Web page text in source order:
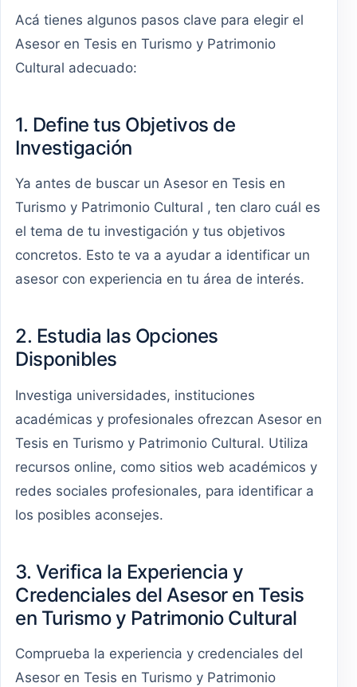
Acá tienes algunos pasos clave para elegir el
Asesor en Tesis en Turismo y Patrimonio
Cultural adecuado:
1. Define tus Objetivos de
Investigación
Ya antes de buscar un Asesor en Tesis en
Turismo y Patrimonio Cultural , ten claro cuál es
el tema de tu investigación y tus objetivos
concretos. Esto te va a ayudar a identificar un
asesor con experiencia en tu área de interés.
2. Estudia las Opciones
Disponibles
Investiga universidades, instituciones
académicas y profesionales ofrezcan Asesor en
Tesis en Turismo y Patrimonio Cultural. Utiliza
recursos online, como sitios web académicos y
redes sociales profesionales, para identificar a
los posibles aconsejes.
3. Verifica la Experiencia y
Credenciales del Asesor en Tesis
en Turismo y Patrimonio Cultural
Comprueba la experiencia y credenciales del
Asesor en Tesis en Turismo y Patrimonio